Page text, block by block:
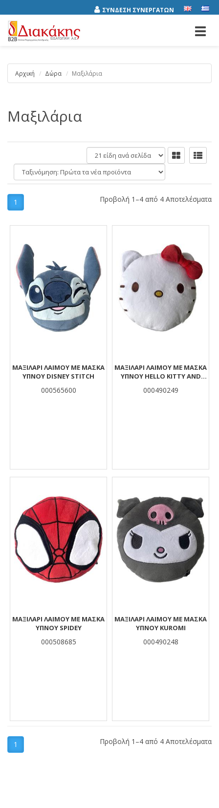
ΣΥΝΔΕΣΗ ΣΥΝΕΡΓΑΤΩΝ
Αρχική Δώρα Μαξιλάρια
Μαξιλάρια
είδη
ανά
σελίδα
Ταξινόμηση:
1 Προβολή 1–4 από 4 Αποτελέσματα
Αποτελέσματα
ΜΑΞΙΛΆΡΙ ΛΑΙΜΟΎ ΜΕ ΜΆΣΚΑ
ΎΠΝΟΥ DISNEY STITCH
000565600
ΜΑΞΙΛΆΡΙ ΛΑΙΜΟΎ ΜΕ ΜΆΣΚΑ
ΎΠΝΟΥ HELLO KITTY AND
000490249
ΜΑΞΙΛΆΡΙ ΛΑΙΜΟΎ ΜΕ ΜΆΣΚΑ
ΎΠΝΟΥ SPIDEY
000508685
ΜΑΞΙΛΆΡΙ ΛΑΙΜΟΎ ΜΕ ΜΆΣΚΑ
ΎΠΝΟΥ KUROMI
000490248
1 Προβολή 1–4 από 4 Αποτελέσματα